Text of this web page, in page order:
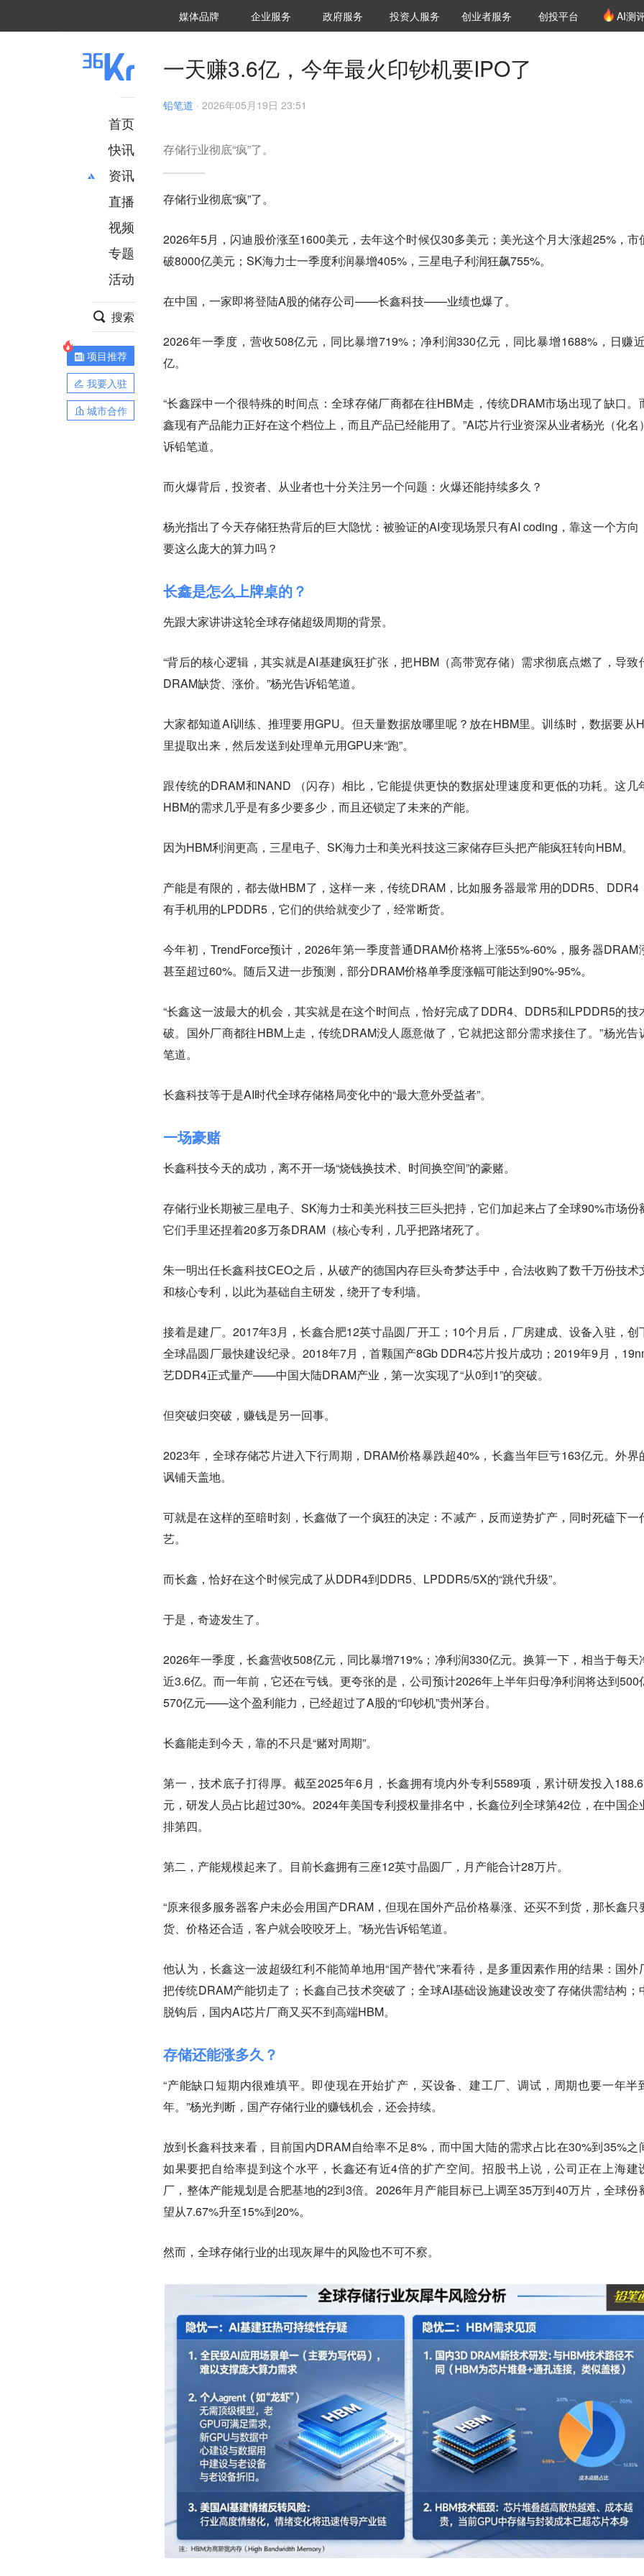
媒体品牌 36Kr研究院
企业服务 城市之窗
政府服务 VClub投资机构库
投资机构职位推介
投资人服务 创投氪堂
创业者服务 创投平台 AI测
首页
快讯
资讯
推荐
财经
项目推荐
安徽
直播
视频
专题
活动
搜索
项目推荐
我要入驻
城市合作
一天赚3.6亿，今年最火印钞机要IPO了
铅笔道 · 2026年05月19日 23:51
存储行业彻底“疯”了。
存储行业彻底“疯”了。
2026年5月，闪迪股价涨至1600美元，去年这个时候仅30多美元；美光这个月大涨超25%，市
破8000亿美元；SK海力士一季度利润暴增405%，三星电子利润狂飙755%。
在中国，一家即将登陆A股的储存公司——长鑫科技——业绩也爆了。
2026年一季度，营收508亿元，同比暴增719%；净利润330亿元，同比暴增1688%，日赚
亿。
“长鑫踩中一个很特殊的时间点：全球存储厂商都在往HBM走，传统DRAM市场出现了缺口。
鑫现有产品能力正好在这个档位上，而且产品已经能用了。”AI芯片行业资深从业者杨光（化名
诉铅笔道。
而火爆背后，投资者、从业者也十分关注另一个问题：火爆还能持续多久？
杨光指出了今天存储狂热背后的巨大隐忧：被验证的AI变现场景只有AI coding，靠这一个方向
要这么庞大的算力吗？
长鑫是怎么上牌桌的？
先跟大家讲讲这轮全球存储超级周期的背景。
“背后的核心逻辑，其实就是AI基建疯狂扩张，把HBM（高带宽存储）需求彻底点燃了，导致
DRAM缺货、涨价。”杨光告诉铅笔道。
大家都知道AI训练、推理要用GPU。但天量数据放哪里呢？放在HBM里。训练时，数据要从
里提取出来，然后发送到处理单元用GPU来“跑”。
跟传统的DRAM和NAND （闪存）相比，它能提供更快的数据处理速度和更低的功耗。这几
HBM的需求几乎是有多少要多少，而且还锁定了未来的产能。
因为HBM利润更高，三星电子、SK海力士和美光科技这三家储存巨头把产能疯狂转向HBM。
产能是有限的，都去做HBM了，这样一来，传统DRAM，比如服务器最常用的DDR5、DDR4
有手机用的LPDDR5，它们的供给就变少了，经常断货。
今年初，TrendForce预计，2026年第一季度普通DRAM价格将上涨55%-60%，服务器DRAM
甚至超过60%。随后又进一步预测，部分DRAM价格单季度涨幅可能达到90%-95%。
“长鑫这一波最大的机会，其实就是在这个时间点，恰好完成了DDR4、DDR5和LPDDR5的技
破。国外厂商都往HBM上走，传统DRAM没人愿意做了，它就把这部分需求接住了。”杨光告
笔道。
长鑫科技等于是AI时代全球存储格局变化中的“最大意外受益者”。
一场豪赌
长鑫科技今天的成功，离不开一场“烧钱换技术、时间换空间”的豪赌。
存储行业长期被三星电子、SK海力士和美光科技三巨头把持，它们加起来占了全球90%市场份
它们手里还捏着20多万条DRAM（核心专利，几乎把路堵死了。
朱一明出任长鑫科技CEO之后，从破产的德国内存巨头奇梦达手中，合法收购了数千万份技术
和核心专利，以此为基础自主研发，绕开了专利墙。
接着是建厂。2017年3月，长鑫合肥12英寸晶圆厂开工；10个月后，厂房建成、设备入驻，创
全球晶圆厂最快建设纪录。2018年7月，首颗国产8Gb DDR4芯片投片成功；2019年9月，
艺DDR4正式量产——中国大陆DRAM产业，第一次实现了“从0到1”的突破。
但突破归突破，赚钱是另一回事。
2023年，全球存储芯片进入下行周期，DRAM价格暴跌超40%，长鑫当年巨亏163亿元。外界
讽铺天盖地。
可就是在这样的至暗时刻，长鑫做了一个疯狂的决定：不减产，反而逆势扩产，同时死磕下一
艺。
而长鑫，恰好在这个时候完成了从DDR4到DDR5、LPDDR5/5X的“跳代升级”。
于是，奇迹发生了。
2026年一季度，长鑫营收508亿元，同比暴增719%；净利润330亿元。换算一下，相当于每天
近3.6亿。而一年前，它还在亏钱。更夸张的是，公司预计2026年上半年归母净利润将达到500
570亿元——这个盈利能力，已经超过了A股的“印钞机”贵州茅台。
长鑫能走到今天，靠的不只是“赌对周期”。
第一，技术底子打得厚。截至2025年6月，长鑫拥有境内外专利5589项，累计研发投入
元，研发人员占比超过30%。2024年美国专利授权量排名中，长鑫位列全球第42位，在中国企
排第四。
第二，产能规模起来了。目前长鑫拥有三座12英寸晶圆厂，月产能合计28万片。
“原来很多服务器客户未必会用国产DRAM，但现在国外产品价格暴涨、还买不到货，那长鑫只
货、价格还合适，客户就会咬咬牙上。”杨光告诉铅笔道。
他认为，长鑫这一波超级红利不能简单地用“国产替代”来看待，是多重因素作用的结果：国外
把传统DRAM产能切走了；长鑫自己技术突破了；全球AI基础设施建设改变了存储供需结构；
脱钩后，国内AI芯片厂商又买不到高端HBM。
存储还能涨多久？
“产能缺口短期内很难填平。即使现在开始扩产，买设备、建工厂、调试，周期也要一年半
年。”杨光判断，国产存储行业的赚钱机会，还会持续。
放到长鑫科技来看，目前国内DRAM自给率不足8%，而中国大陆的需求占比在30%到35%之
如果要把自给率提到这个水平，长鑫还有近4倍的扩产空间。招股书上说，公司正在上海建
厂，整体产能规划是合肥基地的2到3倍。2026年月产能目标已上调至35万到40万片，全球份
望从7.67%升至15%到20%。
然而，全球存储行业的出现灰犀牛的风险也不可不察。